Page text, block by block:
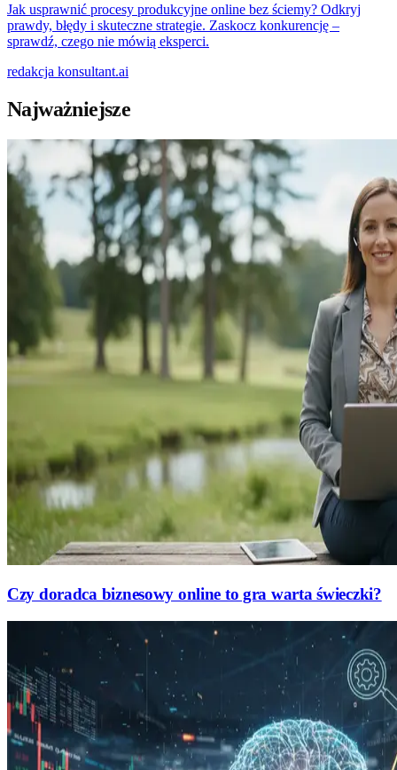
Jak usprawnić procesy produkcyjne online bez ściemy? Odkryj
prawdy, błędy i skuteczne strategie. Zaskocz konkurencję –
sprawdź, czego nie mówią eksperci.
redakcja konsultant.ai
Najważniejsze
Czy doradca biznesowy online to gra warta świeczki?